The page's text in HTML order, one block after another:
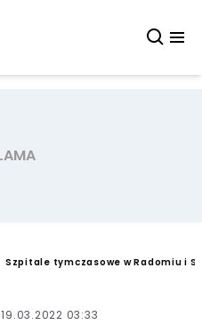
Szpitale tymczasowe w Radomiu i
19.03.2022 03:33